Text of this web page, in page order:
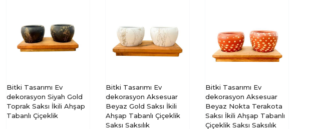
Bitki Tasarımı Ev
dekorasyon Siyah Gold
Toprak Saksı İkili Ahşap
Tabanlı Çiçeklik
Bitki Tasarımı Ev
dekorasyon Aksesuar
Beyaz Gold Saksı İkili
Ahşap Tabanlı Çiçeklik
Saksı Saksılık
Bitki Tasarımı Ev
dekorasyon Aksesuar
Beyaz Nokta Terakota
Saksı İkili Ahşap Tabanlı
Çiçeklik Saksı Saksılık